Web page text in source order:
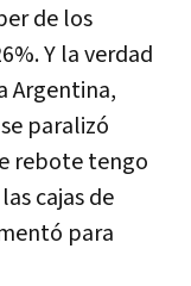
de los
Y la verdad
Argentina,
paralizó
rebote tengo
cajas de
para